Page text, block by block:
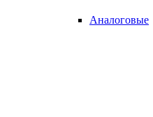
Аналоговые